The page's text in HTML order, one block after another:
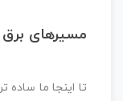
مسیرهای برق
تا اینجا ما ساده